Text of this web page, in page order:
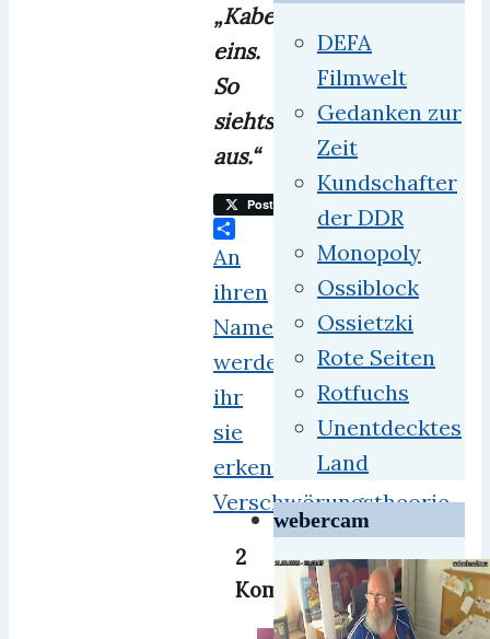
„Kabel
eins.
So
siehts
aus.“
Post
Teilen
An
ihren
Namen
werdet
ihr
sie
erkennen
Verschwörungstheorie
2
Kommentare:
DEFA
Filmwelt
Gedanken zur
Zeit
Kundschafter
der DDR
Monopoly
Ossiblock
Ossietzki
Rote Seiten
Rotfuchs
Unentdecktes
Land
webercam